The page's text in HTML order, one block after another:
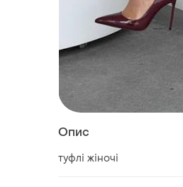
Опис
туфлі жіночі